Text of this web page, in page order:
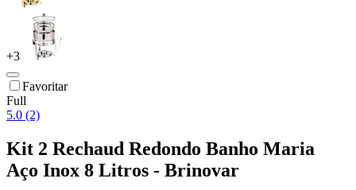
+3
Favoritar
Full
5.0 (2)
Kit 2 Rechaud Redondo Banho Maria
Aço Inox 8 Litros - Brinovar